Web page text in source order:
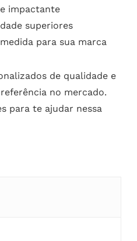
impactante
superiores
para sua marca
de qualidade e
no mercado.
para te ajudar nessa